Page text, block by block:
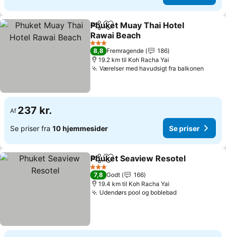
Del Føj til favoritter
Phuket Muay Thai Hotel
Rawai Beach
3 Stjerner
8,8 Fremragende
186
19.2 km til Koh Racha Yai
Værelser med havudsigt fra balkonen
Af 237 kr.
Se priser fra 10 hjemmesider Se priser
Del Føj til favoritter
Phuket Seaview Resotel
3 Stjerner
7,8 Godt
166
19.4 km til Koh Racha Yai
Udendørs pool og boblebad